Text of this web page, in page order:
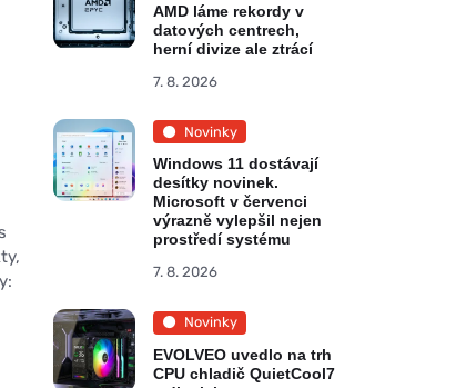
AMD láme rekordy v
datových centrech,
herní divize ale ztrácí
7. 8. 2026
Novinky
Windows 11 dostávají
desítky novinek.
Microsoft v červenci
výrazně vylepšil nejen
prostředí systému
7. 8. 2026
Novinky
EVOLVEO uvedlo na trh
CPU chladič QuietCool7